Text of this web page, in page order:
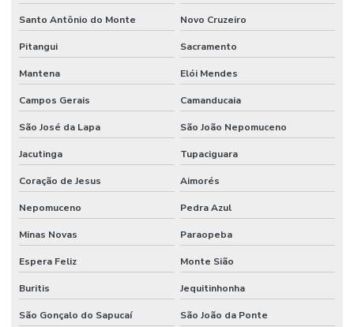
Santo Antônio do Monte Novo Cruzeiro
Pitangui Sacramento
Mantena Elói Mendes
Campos Gerais Camanducaia
São José da Lapa São João Nepomuceno
Jacutinga Tupaciguara
Coração de Jesus Aimorés
Nepomuceno Pedra Azul
Minas Novas Paraopeba
Espera Feliz Monte Sião
Buritis Jequitinhonha
São Gonçalo do Sapucaí São João da Ponte